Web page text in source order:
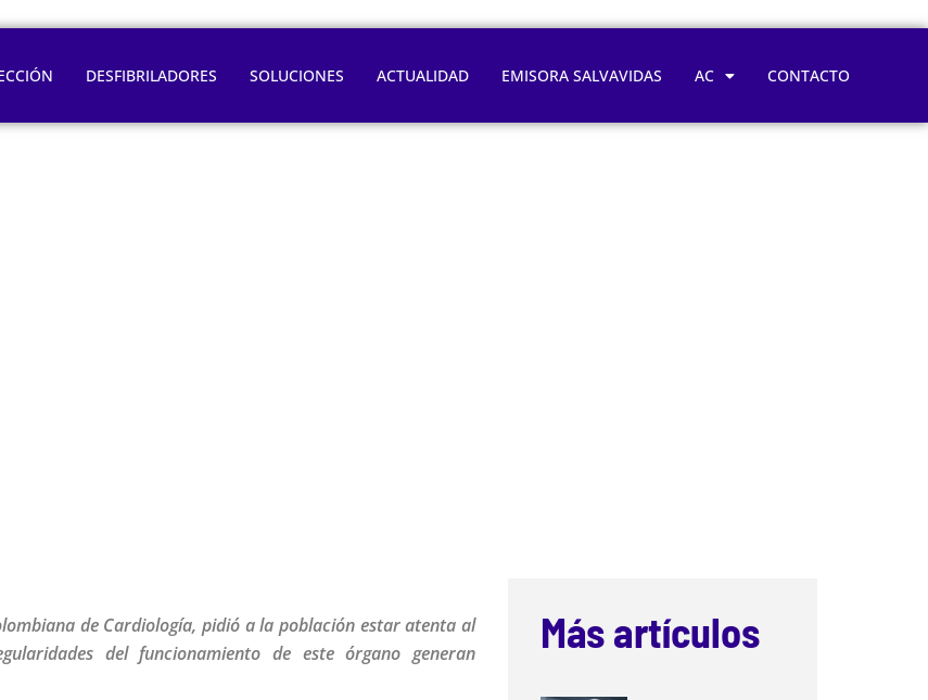
DESFIBRILADORES SOLUCIONES ACTUALIDAD EMISORA SALVAVIDAS AC CONTACTO
de Cardiología, pidió a la población estar atenta al
del funcionamiento de este órgano generan
Más artículos